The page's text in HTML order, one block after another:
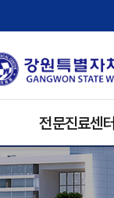
전문진료센터
건강검진센터